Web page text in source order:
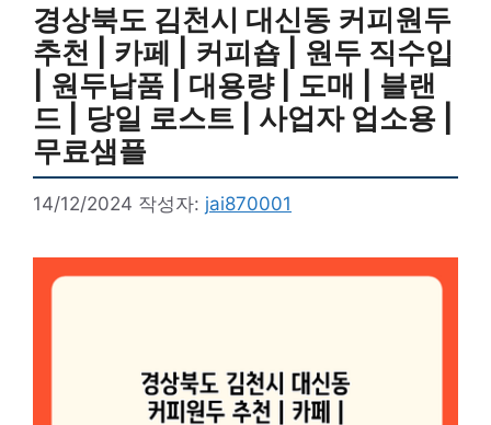
경상북도 김천시 대신동 커피원두
추천 | 카페 | 커피숍 | 원두 직수입
| 원두납품 | 대용량 | 도매 | 블랜
드 | 당일 로스트 | 사업자 업소용 |
무료샘플
14/12/2024 작성자: jai870001